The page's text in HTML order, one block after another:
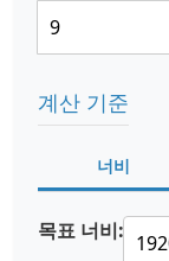
계산 기준
너비
목표 너비: